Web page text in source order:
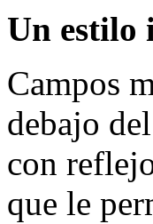
Un estilo
Campos
debajo
con
que le